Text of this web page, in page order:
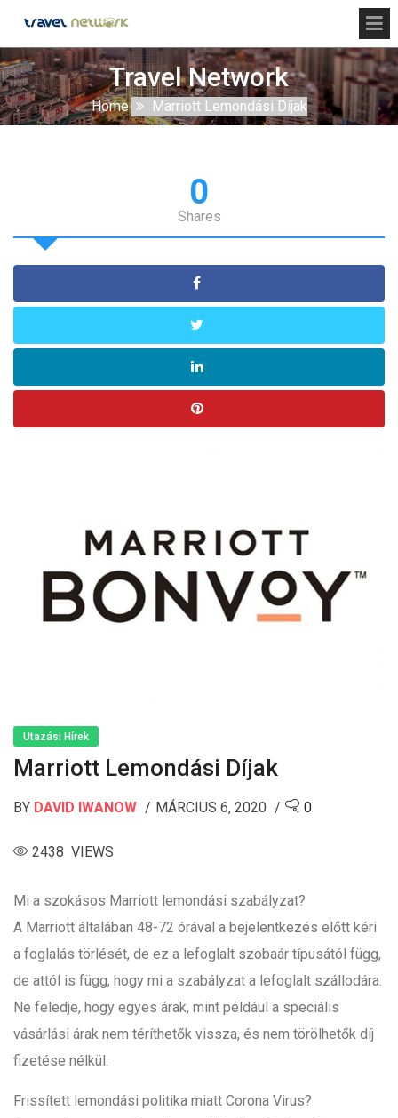
Travel Network
Home Marriott Lemondási Díjak
0
Shares
Utazási Hírek
Marriott Lemondási Díjak
BY DAVID IWANOW MÁRCIUS 6, 2020 0
2438 VIEWS
Mi a szokásos Marriott lemondási szabályzat?
A Marriott általában 48-72 órával a bejelentkezés előtt kéri
a foglalás törlését, de ez a lefoglalt szobaár típusától függ,
de attól is függ, hogy mi a szabályzat a lefoglalt szállodára.
Ne feledje, hogy egyes árak, mint például a speciális
vásárlási árak nem téríthetők vissza, és nem törölhetők díj
fizetése nélkül.
Frissített lemondási politika miatt Corona Virus?